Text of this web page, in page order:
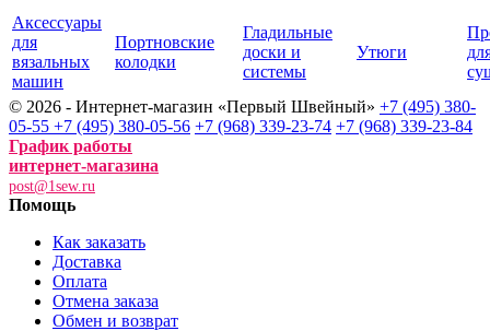
Аксессуары
для
вязальных
машин
Портновские
колодки
Гладильные
доски и
системы
Утюги
© 2026 - Интернет-магазин «Первый Швейный» +7 (495) 380-
05-55 +7 (495) 380-05-56 +7 (968) 339-23-74 +7 (968) 339-23-84
График работы
интернет-магазина
post@1sew.ru
Помощь
Как заказать
Доставка
Оплата
Отмена заказа
Обмен и возврат